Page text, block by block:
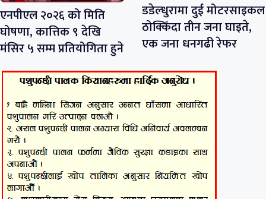
एनपीएल २०२६ को मिति
घोषणा, कात्तिक ९ देखि
मंसिर ५ सम्म प्रतियोगिता हुने
डडेल्धुरामा दुई मोटरसाइकल
ठोक्किँदा तीन जना घाइते,
एक जना धनगढी रेफर